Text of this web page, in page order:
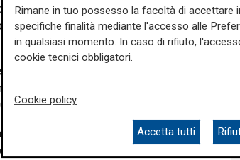
pomeridiani, seguiti da schiarite in
e temporali al mattino, temporanea
deboli occidentali in rotazione a
Ligure di Levante saranno mossi. Il limite
metri.
depressionaria si allontanerà, favorendo
persisterà della nuvolosità con deboli
Rimane in tuo possesso la facoltà di accettare
specifiche finalità mediante l'accesso alle
in qualsiasi momento. In caso di rifiuto,
cookie tecnici obbligatori.
Cookie policy
Accetta tutti